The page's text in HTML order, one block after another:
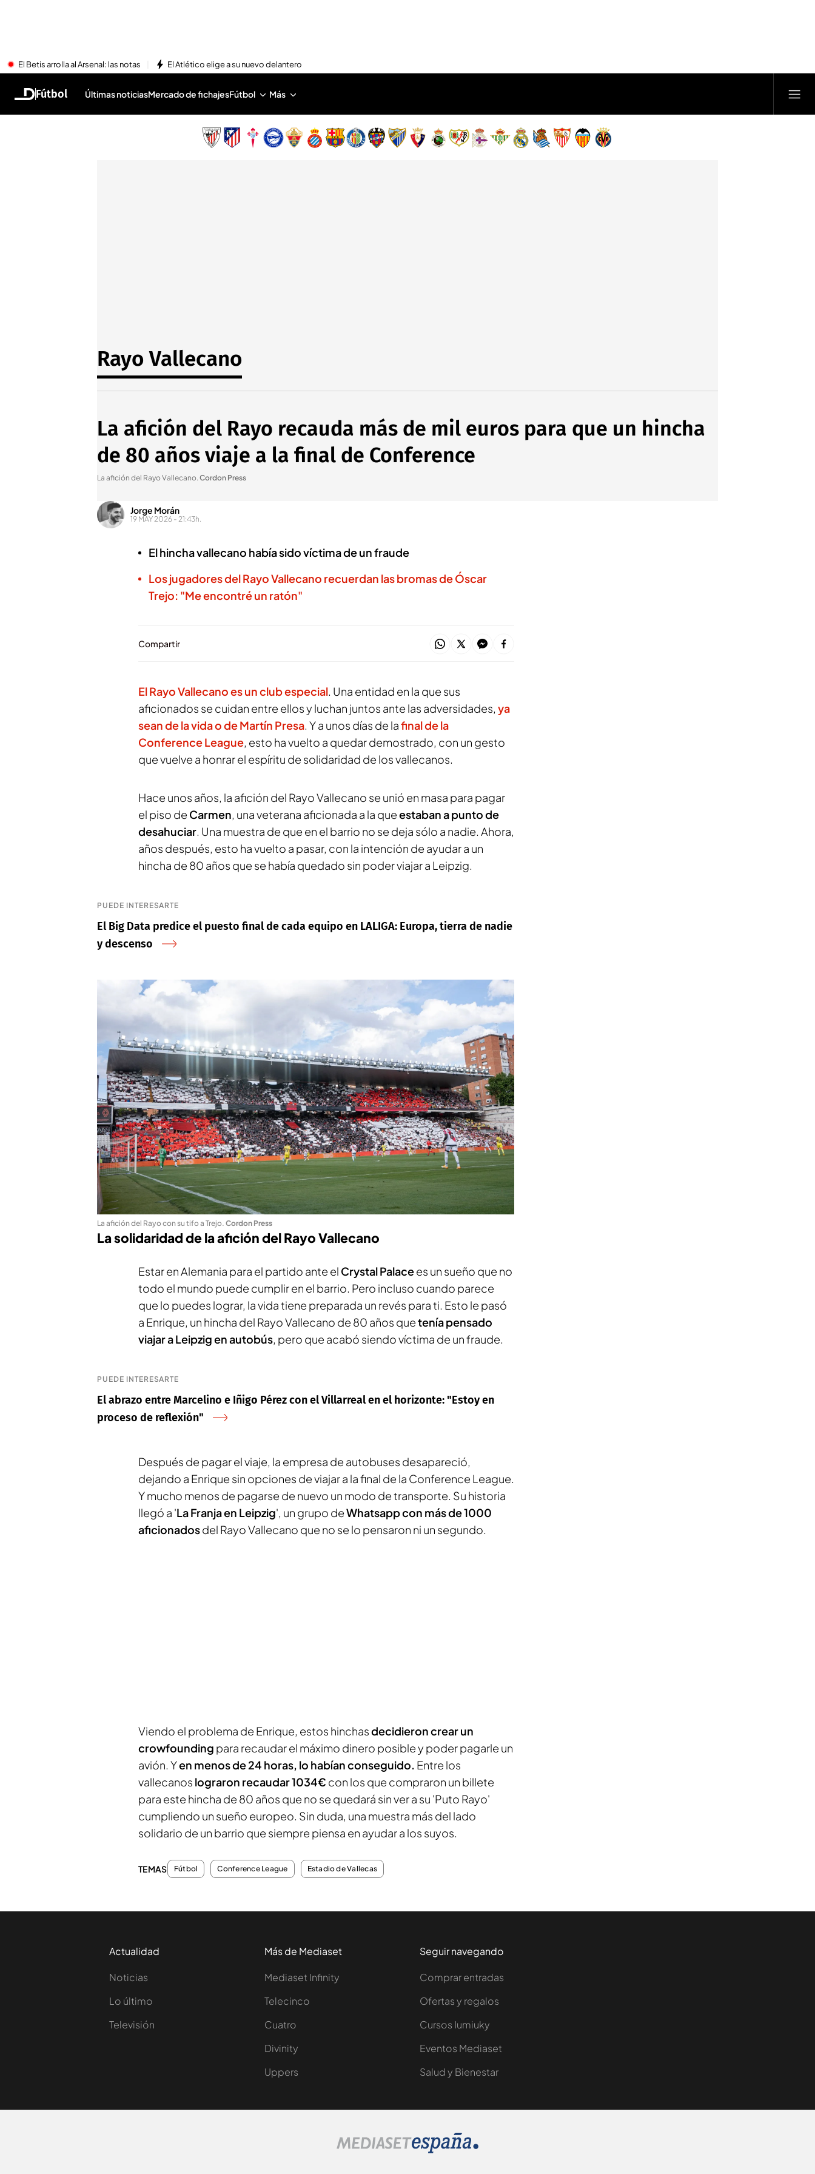
El Betis arrolla al Arsenal: las notas El Atlético elige a su nuevo delantero
Fútbol Últimas noticiasMercado de fichajesFútbol Más
Rayo Vallecano
La afición del Rayo recauda más de mil euros para que un hincha
de 80 años viaje a la final de Conference
La afición del Rayo Vallecano.Cordon Press
Jorge Morán
19 MAY 2026 - 21:43h.
El hincha vallecano había sido víctima de un fraude
Los jugadores del Rayo Vallecano recuerdan las bromas de Óscar
Trejo: "Me encontré un ratón"
Compartir
El Rayo Vallecano es un club especial. Una entidad en la que sus
aficionados se cuidan entre ellos y luchan juntos ante las adversidades, ya
sean de la vida o de Martín Presa. Y a unos días de lafinal de la
Conference League, esto ha vuelto a quedar demostrado, con un gesto
que vuelve a honrar el espíritu de solidaridad de los vallecanos.
Hace unos años, la afición del Rayo Vallecano se unió en masa para pagar
el piso de Carmen, una veterana aficionada a la queestaban a punto de
desahuciar. Una muestra de que en el barrio no se deja sólo a nadie. Ahora,
años después, esto ha vuelto a pasar, con la intención de ayudar a un
hincha de 80 años que se había quedado sin poder viajar a Leipzig.
PUEDE INTERESARTE
El Big Data predice el puesto final de cada equipo en LALIGA: Europa, tierra de nadie
y descenso
La afición del Rayo con su tifo a Trejo. Cordon Press
La solidaridad de la afición del Rayo Vallecano
Estar en Alemania para el partido ante el Crystal Palacees un sueño que no
todo el mundo puede cumplir en el barrio. Pero incluso cuando parece
que lo puedes lograr, la vida tiene preparada un revés para ti. Esto le pasó
a Enrique, un hincha del Rayo Vallecano de 80 años quetenía pensado
viajar a Leipzig en autobús, pero que acabó siendo víctima de un fraude.
PUEDE INTERESARTE
El abrazo entre Marcelino e Iñigo Pérez con el Villarreal en el horizonte: "Estoy en
proceso de reflexión"
Después de pagar el viaje, la empresa de autobuses desapareció,
dejando a Enrique sin opciones de viajar a la final de la Conference League.
Y mucho menos de pagarse de nuevo un modo de transporte. Su historia
llegó a 'La Franja en Leipzig', un grupo deWhatsapp con más de 1000
aficionadosdel Rayo Vallecano que no se lo pensaron ni un segundo.
Viendo el problema de Enrique, estos hinchasdecidieron crear un
crowfounding para recaudar el máximo dinero posible y poder pagarle un
avión. Yen menos de 24 horas, lo habían conseguido. Entre los
vallecanos lograron recaudar 1034€ con los que compraron un billete
para este hincha de 80 años que no se quedará sin ver a su 'Puto Rayo'
cumpliendo un sueño europeo. Sin duda, una muestra más del lado
solidario de un barrio que siempre piensa en ayudar a los suyos.
TEMAS Fútbol Conference League Estadio de Vallecas
Actualidad
Noticias
Lo último
Televisión
Más de Mediaset
Mediaset Infinity
Telecinco
Cuatro
Divinity
Uppers
Seguir navegando
Comprar entradas
Ofertas y regalos
Cursos Iumiuky
Eventos Mediaset
Salud y Bienestar